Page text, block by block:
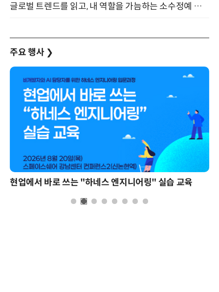
글로벌 트렌드를 읽고, 내 역할을 가늠하는 소수정예 실습 워크숍 (8/28)
주요 행사 ❯
현업에서 바로 쓰는 "하네스 엔지니어링" 실습 교육